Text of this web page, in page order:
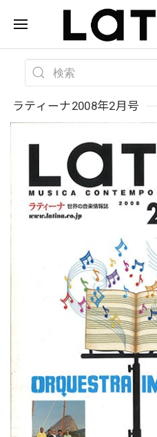
ラティーナ2008年2月号